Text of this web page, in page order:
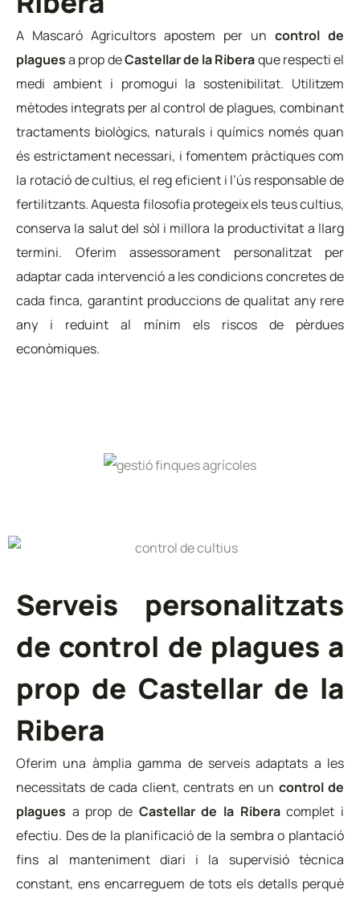
A Mascaró Agricultors apostem per un control de
plaguesa prop deCastellar de la Riberaque respecti el
medi ambient i promogui la sostenibilitat. Utilitzem
mètodes integrats per al control de plagues, combinant
tractaments biològics, naturals i químics només quan
és estrictament necessari, i fomentem pràctiques com
la rotació de cultius, el reg eficient i l’ús responsable de
fertilitzants. Aquesta filosofia protegeix els teus cultius,
conserva la salut del sòl i millora la productivitat a llarg
termini. Oferim assessorament personalitzat per
adaptar cada intervenció a les condicions concretes de
cada finca, garantint produccions de qualitat any rere
any i reduint al mínim els riscos de pèrdues
econòmiques.
Serveis personalitzats
de control de plagues a
prop de Castellar de la
Ribera
Oferim una àmplia gamma de serveis adaptats a les
necessitats de cada client, centrats en un control de
plagues a prop de Castellar de la Riberacomplet i
efectiu. Des de la planificació de la sembra o plantació
fins al manteniment diari i la supervisió tècnica
constant, ens encarreguem de tots els detalls perquè